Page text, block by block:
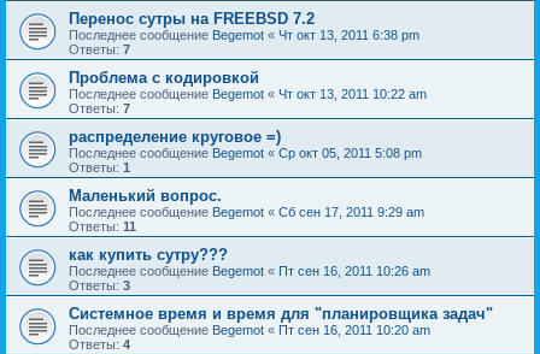
Перенос сутры на FREEBSD 7.2
Последнее сообщение Begemot « Чт окт 13, 2011 6:38 pm
Ответы: 7
Проблема с кодировкой
Последнее сообщение Begemot « Чт окт 13, 2011 10:22 am
Ответы: 7
распределение круговое =)
Последнее сообщение Begemot « Ср окт 05, 2011 5:08 pm
Ответы: 1
Маленький вопрос.
Последнее сообщение Begemot « Сб сен 17, 2011 9:29 am
Ответы: 11
как купить сутру???
Последнее сообщение Begemot « Пт сен 16, 2011 10:26 am
Ответы: 3
Системное время и время для "планировщика задач"
Последнее сообщение Begemot « Пт сен 16, 2011 10:20 am
Ответы: 4